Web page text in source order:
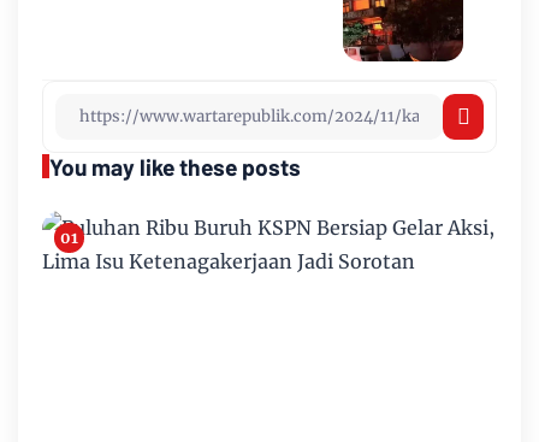
You may like these posts